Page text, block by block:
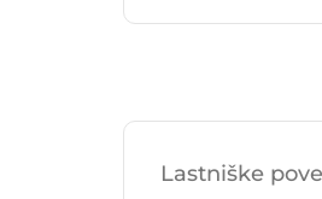
Lastniške